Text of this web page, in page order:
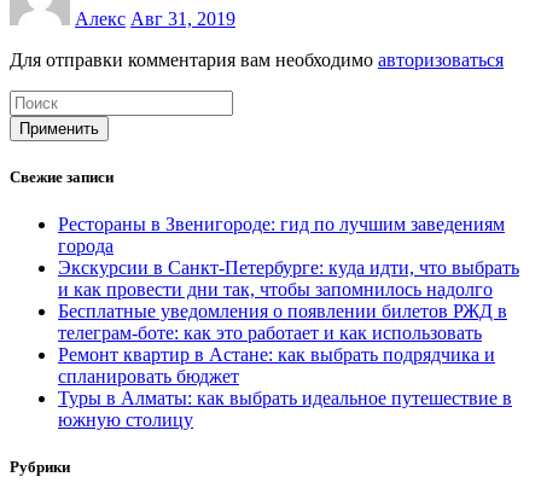
Алекс Авг 31, 2019
Для отправки комментария вам необходимо авторизоваться
Применить
Свежие записи
Рестораны в Звенигороде: гид по лучшим заведениям
города
Экскурсии в Санкт-Петербурге: куда идти, что выбрать
и как провести дни так, чтобы запомнилось надолго
Бесплатные уведомления о появлении билетов РЖД в
телеграм-боте: как это работает и как использовать
Ремонт квартир в Астане: как выбрать подрядчика и
спланировать бюджет
Туры в Алматы: как выбрать идеальное путешествие в
южную столицу
Рубрики